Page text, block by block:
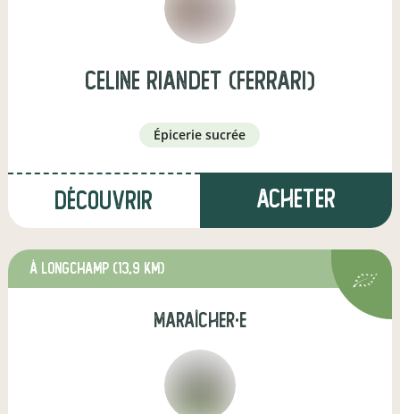
celine riandet (Ferrari)
épicerie sucrée
Découvrir Acheter
à Longchamp (13,9 km)
maraîcher·e